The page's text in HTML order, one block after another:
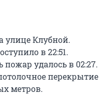
улице Клубной.
в 22:51.
удалось в 02:27.
перекрытие
метров.